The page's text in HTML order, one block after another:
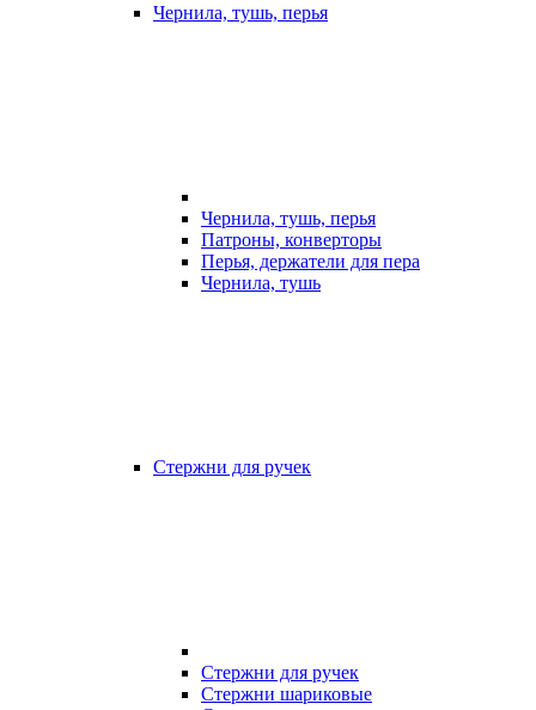
Чернила, тушь, перья
Чернила, тушь, перья
Патроны, конверторы
Перья, держатели для пера
Чернила, тушь
Стержни для ручек
Стержни для ручек
Стержни шариковые